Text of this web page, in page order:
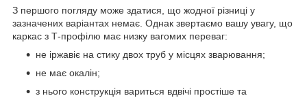
З першого погляду може здатися, що жодної різниці у
зазначених варіантах немає. Однак звертаємо вашу увагу, що
каркас з Т-профілю має низку вагомих переваг:
не іржавіє на стику двох труб у місцях зварювання;
не має окалін;
з нього конструкція вариться вдвічі простіше та